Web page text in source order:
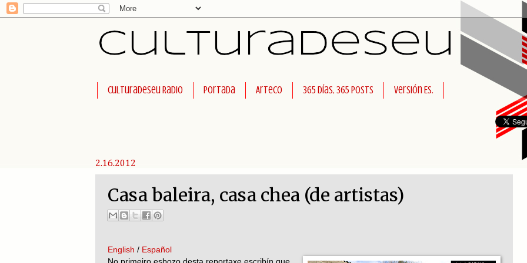
Culturadeseu Radio Portada Arteco 365 días, 365 posts Versión ES.
2.16.2012
Casa baleira, casa chea (de artistas)
English / Español